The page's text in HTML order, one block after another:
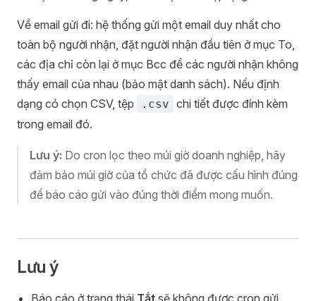
Về email gửi đi: hệ thống gửi một email duy nhất cho
toàn bộ người nhận, đặt người nhận đầu tiên ở mục To,
các địa chỉ còn lại ở mục Bcc để các người nhận không
thấy email của nhau (bảo mật danh sách). Nếu định
dạng có chọn CSV, tệp
.csv chi tiết được đính kèm
trong email đó.
Lưu ý: Do cron lọc theo múi giờ doanh nghiệp, hãy
đảm bảo múi giờ của tổ chức đã được cấu hình đúng
để báo cáo gửi vào đúng thời điểm mong muốn.
Lưu ý
Báo cáo ở trạng thái Tắt sẽ không được cron gửi